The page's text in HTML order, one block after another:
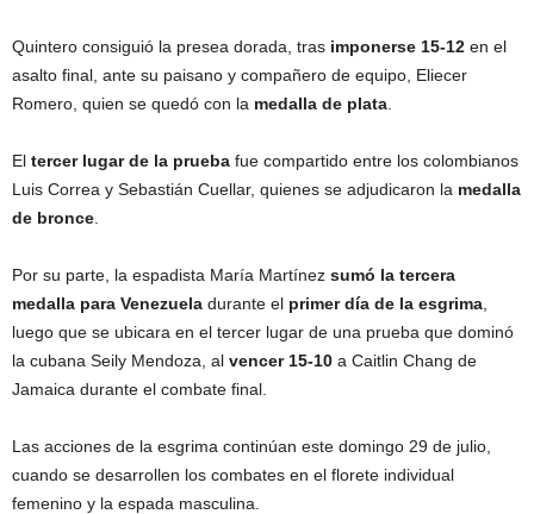
Quintero consiguió la presea dorada, tras imponerse 15-12 en el
asalto final, ante su paisano y compañero de equipo, Eliecer
Romero, quien se quedó con la medalla de plata
El tercer lugar de la prueba fue compartido entre los colombianos
Luis Correa y Sebastián Cuellar, quienes se adjudicaron la medalla
de bronce
Por su parte, la espadista María Martínez sumó la tercera
medalla para Venezuela durante el primer día de la esgrima
luego que se ubicara en el tercer lugar de una prueba que dominó
la cubana Seily Mendoza, al vencer 15-10 a Caitlin Chang de
Jamaica durante el combate final.
Las acciones de la esgrima continúan este domingo 29 de julio,
cuando se desarrollen los combates en el florete individual
femenino y la espada masculina.